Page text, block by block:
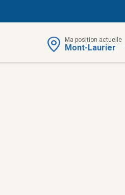
Ma position actuelle
Mont-Laurier